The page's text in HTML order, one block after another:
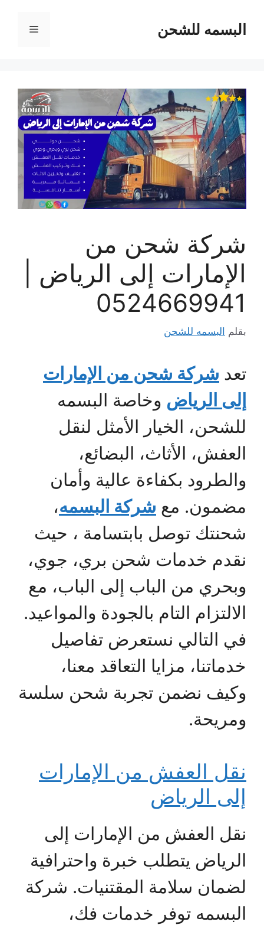
المحتوىالبسمه للشحن القائمة
شركة شحن من
الإمارات إلى الرياض |
0524669941
بقلم البسمه للشحن
تعد شركة شحن من الإمارات
إلى الرياض وخاصة البسمه
للشحن، الخيار الأمثل لنقل
العفش، الأثاث، البضائع،
والطرود بكفاءة عالية وأمان
مضمون. مع شركة البسمه،
شحنتك توصل بابتسامة ، حيث
نقدم خدمات شحن بري، جوي،
وبحري من الباب إلى الباب، مع
الالتزام التام بالجودة والمواعيد.
في التالي نستعرض تفاصيل
خدماتنا، مزايا التعاقد معنا،
وكيف نضمن تجربة شحن سلسة
ومريحة.
نقل العفش من الإمارات
إلى الرياض
نقل العفش من الإمارات إلى
الرياض يتطلب خبرة واحترافية
لضمان سلامة المقتنيات. شركة
البسمه توفر خدمات فك،